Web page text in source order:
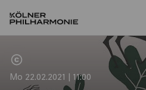
Mo 22.02.2021 | 11:00